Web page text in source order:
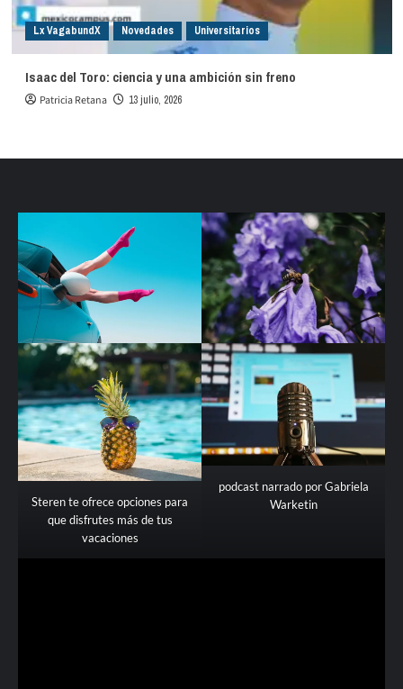
Lx VagabundX Novedades Universitarios
Isaac del Toro: ciencia y una ambición sin freno
Patricia Retana 13 julio, 2026
Steren te ofrece opciones para
que disfrutes más de tus
vacaciones
podcast narrado por Gabriela
Warketin